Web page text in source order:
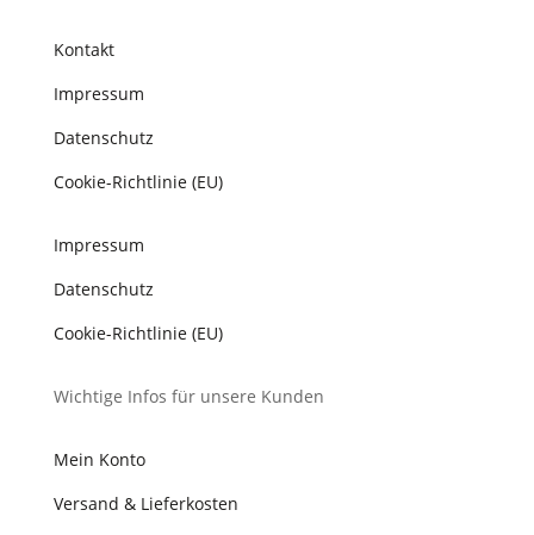
Kontakt
Impressum
Datenschutz
Cookie-Richtlinie (EU)
Impressum
Datenschutz
Cookie-Richtlinie (EU)
Wichtige Infos für unsere Kunden
Mein Konto
Versand & Lieferkosten